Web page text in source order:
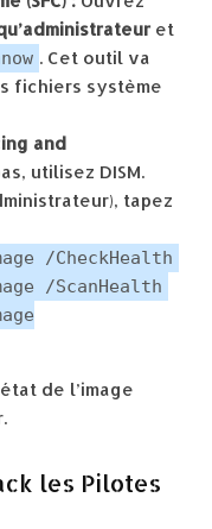
et
. Cet outil va
fichiers système
and
utilisez DISM.
tapez
/CheckHealth
/ScanHealth
de l’image
les Pilotes